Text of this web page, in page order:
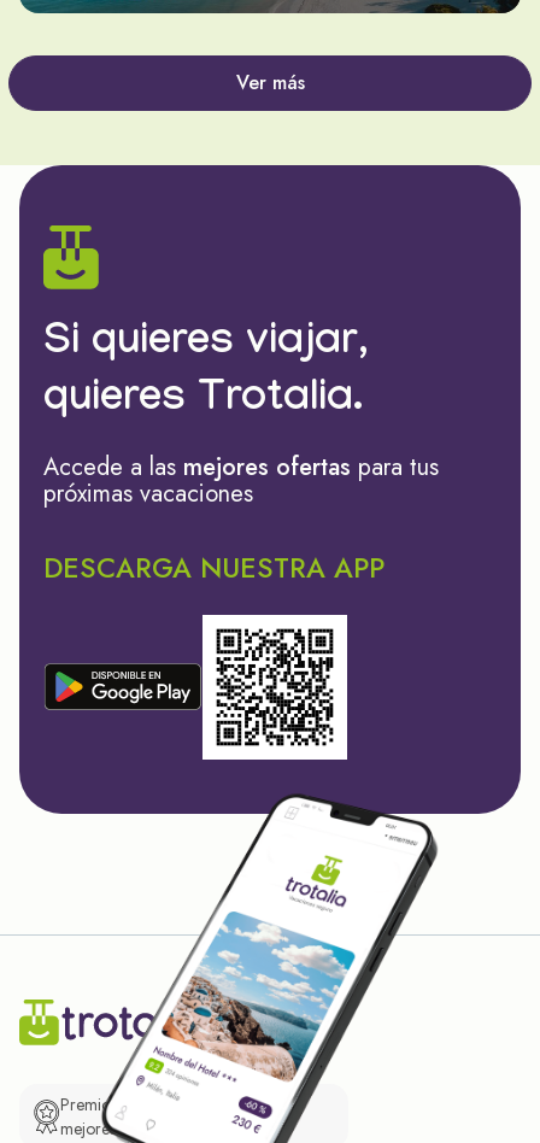
Ver más
Si quieres viajar,
quieres Trotalia.
Accede a las mejores ofertas para tus
próximas vacaciones
DESCARGA NUESTRA APP
Premio de El Confidencial a las
mejores prácticas empresariales.